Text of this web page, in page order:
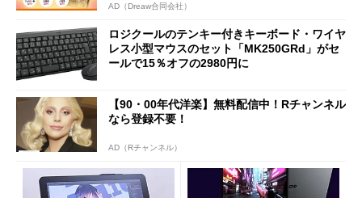
AD（Dreaw合同会社）
ロジクールのテンキー付きキーボード・ワイヤ
レス小型マウスのセット「MK250GRd」がセ
ールで15％オフの2980円に
【90・00年代洋楽】無料配信中！Rチャンネル
なら登録不要！
AD（Rチャンネル）